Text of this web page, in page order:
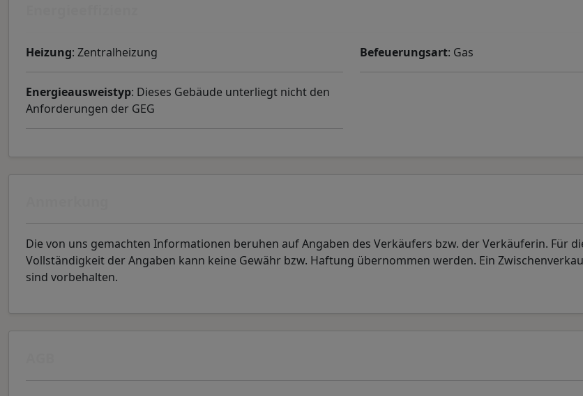
Heizung: Zentralheizung Befeuerungsart: Gas
Energieausweistyp: Dieses Gebäude unterliegt nicht den
Anforderungen der GEG
Die von uns gemachten Informationen beruhen auf Angaben des Verkäufers bzw. der Verkäuferin. Für
Vollständigkeit der Angaben kann keine Gewähr bzw. Haftung übernommen werden. Ein
sind vorbehalten.